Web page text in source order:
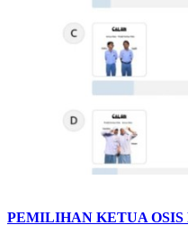
PEMILIHAN KETUA OSIS